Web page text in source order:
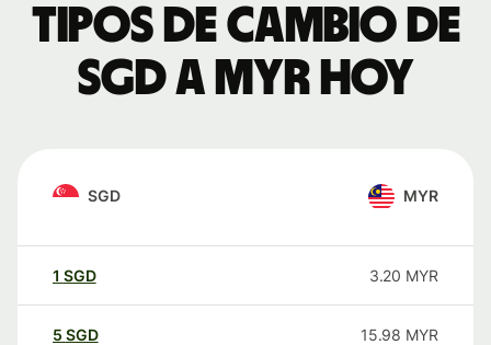
Tipos de cambio de
SGD a MYR hoy
SGD MYR
1 SGD 3.20 MYR
5 SGD 15.98 MYR